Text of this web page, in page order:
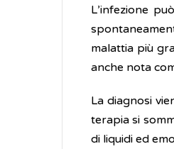
L’infezione
malattia più
anche nota
La diagnosi
terapia si
di liquidi ed